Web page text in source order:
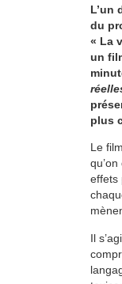
L’un
du
« La
un
plus
Le
effets
Il